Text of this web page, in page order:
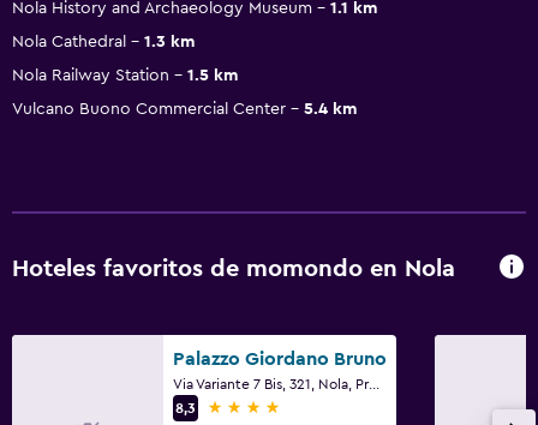
Nola History and Archaeology Museum
1.1 km
Nola Cathedral
1.3 km
Nola Railway Station
1.5 km
Vulcano Buono Commercial Center
5.4 km
Hoteles favoritos de momondo en Nola
Palazzo Giordano Bruno
Via Variante 7 Bis, 321, Nola, Provincia de Nápoles
8,3
4 estrellas